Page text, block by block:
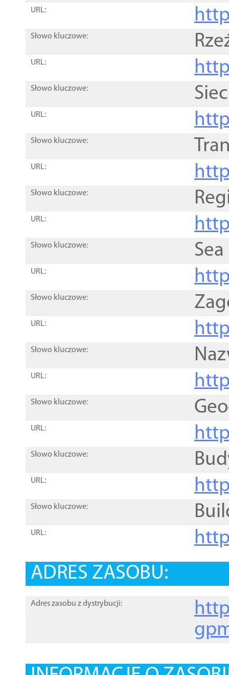
URL:
Słowo kluczowe:
URL:
Słowo kluczowe:
URL:
Słowo kluczowe:
URL:
Słowo kluczowe:
URL:
Słowo kluczowe:
URL:
Słowo kluczowe:
URL:
Słowo kluczowe:
URL:
Słowo kluczowe:
URL:
Słowo kluczowe:
URL:
Słowo kluczowe:
URL:
ADRES ZASOBU:
Adres zasobu z dystrybucji: